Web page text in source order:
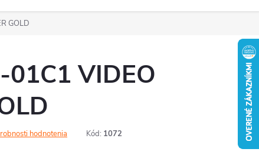
GOLD
01C1 VIDEO
hodnotenia Kód: 1072